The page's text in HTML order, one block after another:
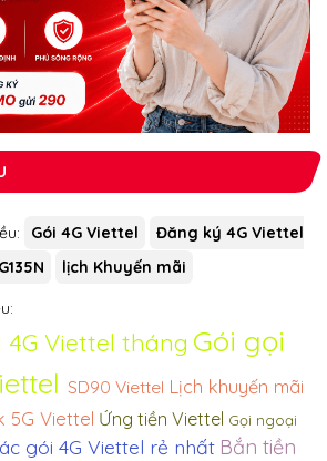
Gói 4G Viettel
Đăng ký 4G Viettel
lịch Khuyến mãi
Viettel tháng Gói gọi
SD90 Viettel Lịch khuyến mãi
5G Viettel Ứng tiền Viettel Gọi ngoại
gói 4G Viettel rẻ nhất Bắn tiền